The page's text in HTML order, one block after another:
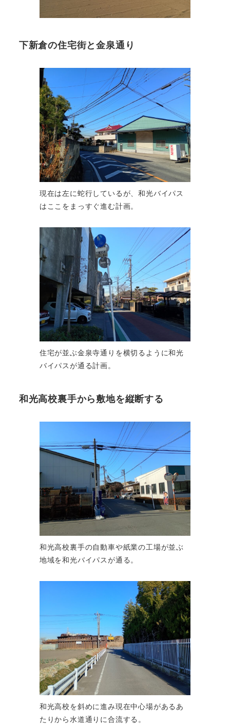
下新倉の住宅街と金泉通り
現在は左に蛇行しているが、和光バイパス
はここをまっすぐ進む計画。
住宅が並ぶ金泉寺通りを横切るように和光
バイパスが通る計画。
和光高校裏手から敷地を縦断する
和光高校裏手の自動車や紙業の工場が並ぶ
地域を和光バイパスが通る。
和光高校を斜めに進み現在中心場があるあ
たりから水道通りに合流する。